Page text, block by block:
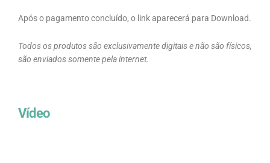
Após o pagamento concluído, o link aparecerá para Download.
Todos os produtos são exclusivamente digitais e não são físicos,
são enviados somente pela internet.
Vídeo